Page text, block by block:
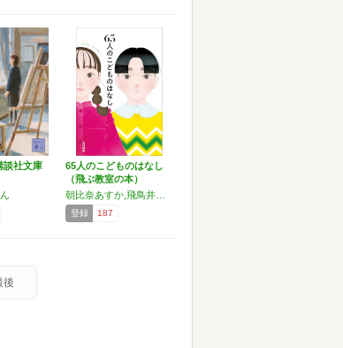
談社文庫
65人のこどものはなし
（飛ぶ教室の本）
登録 187
後